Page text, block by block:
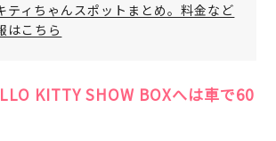
ティちゃんスポットまとめ。料金など
はこちら
KITTY SHOW BOXへは車で60